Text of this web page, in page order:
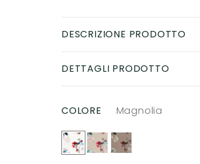
DESCRIZIONE PRODOTTO
DETTAGLI PRODOTTO
COLORE Magnolia